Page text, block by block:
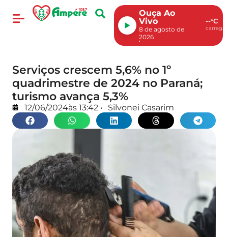
Ouça Ao
Vivo
8 de agosto de
2026
--°C
Serviços crescem 5,6% no 1º
quadrimestre de 2024 no Paraná;
turismo avança 5,3%
12/06/2024às 13:42 • Silvonei Casarim